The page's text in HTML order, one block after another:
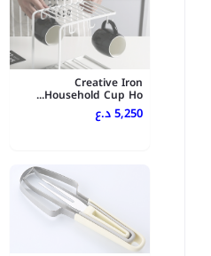
Creative Iron
Household Cup Ho...
5,250 د.ع